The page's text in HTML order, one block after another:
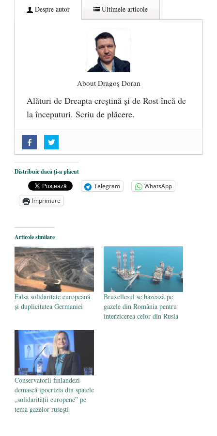
Despre autor Ultimele articole
About Dragoș Doran
Alături de Dreapta creștină și de Rost încă de
la începuturi. Scriu de plăcere.
„Acum nu e momentul”
O nouă autostradă distruge pădurea
amazoniană, pentru summitul climatic
COP30 - 14 martie 2025
Alegeri controlate
Distribuie dacă ți-a plăcut
Telegram
WhatsApp
Imprimare
Articole similare
Falsa solidaritate europeană
și duplicitatea Germaniei
Bruxellesul se bazează pe
gazele din România pentru
interzicerea celor din Rusia
Conservatorii finlandezi
demască ipocrizia din spatele
„solidarității europene” pe
tema gazelor rusești